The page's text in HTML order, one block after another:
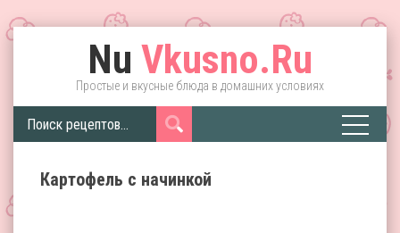
Nu Vkusno.Ru
Простые и вкусные блюда в домашних условиях
Картофель с начинкой